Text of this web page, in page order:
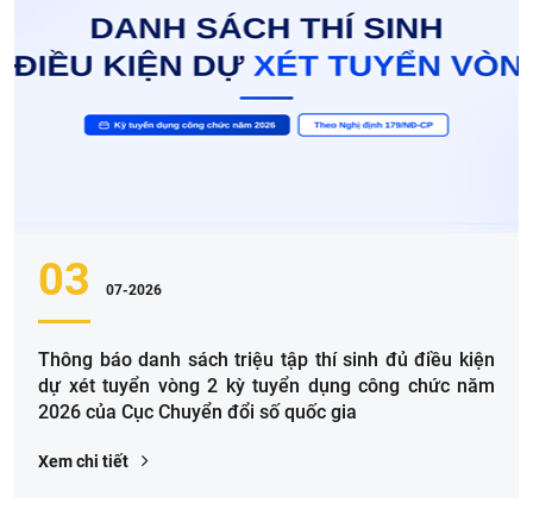
03 07-2026
Thông báo danh sách triệu tập thí sinh đủ điều kiện
dự xét tuyển vòng 2 kỳ tuyển dụng công chức năm
2026 của Cục Chuyển đổi số quốc gia
Xem chi tiết